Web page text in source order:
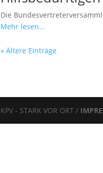
Die
Mehr lesen...
« Ältere Einträge
KPV - STARK VOR ORT /